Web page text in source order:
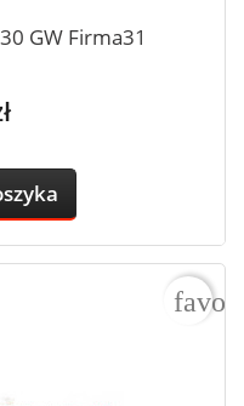
GW Firma31